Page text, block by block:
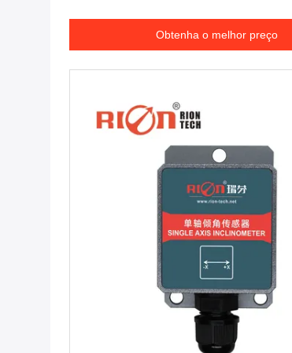
Obtenha o melhor preço